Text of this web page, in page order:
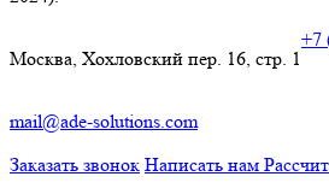
Москва, Хохловский пер. 16, стр. 1
+7
mail@ade-solutions.com
Заказать звонок Написать нам